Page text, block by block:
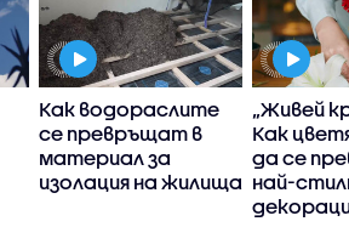
Как водораслите
се превръщат в
материал за
изолация на жилища
„Живей
Как
да се
най-